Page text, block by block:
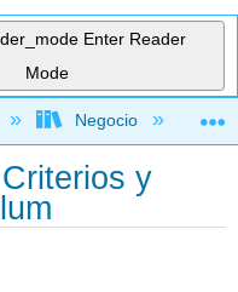
Enter Reader
Mode
global
Negocio
y